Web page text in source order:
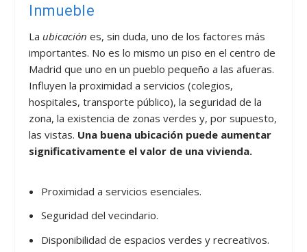
Inmueble
Laubicación es, sin duda, uno de los factores más
importantes. No es lo mismo un piso en el centro de
Madrid que uno en un pueblo pequeño a las afueras.
Influyen la proximidad a servicios (colegios,
hospitales, transporte público), la seguridad de la
zona, la existencia de zonas verdes y, por supuesto,
las vistas. Una buena ubicación puede aumentar
significativamente el valor de una vivienda.
Proximidad a servicios esenciales.
Seguridad del vecindario.
Disponibilidad de espacios verdes y recreativos.